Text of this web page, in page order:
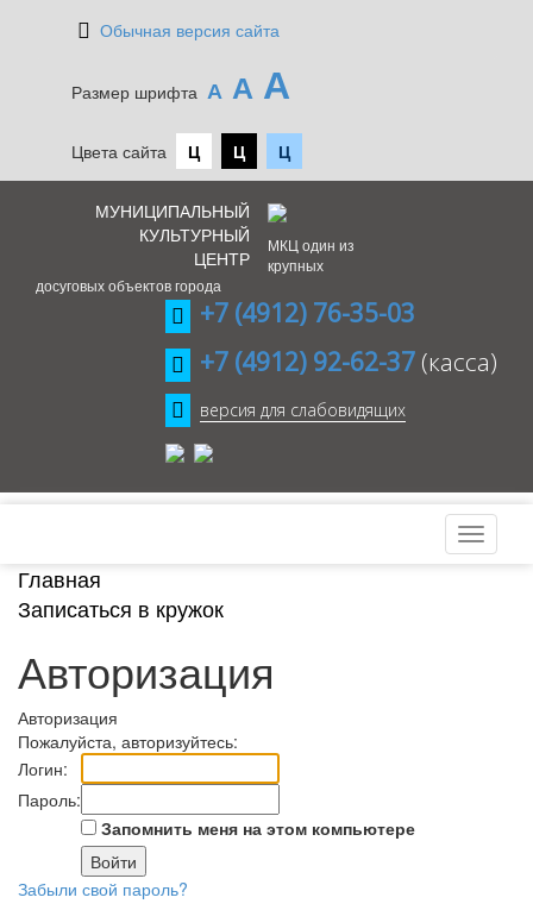
Обычная версия сайта
Размер шрифта А А А
Цвета сайта Ц Ц Ц
МУНИЦИПАЛЬНЫЙ
КУЛЬТУРНЫЙ
ЦЕНТР
МКЦ один из
крупных
досуговых объектов города
+7 (4912) 76-35-03
+7 (4912) 92-62-37 (касса)
версия для слабовидящих
Главная
Записаться в кружок
Авторизация
Авторизация
Пожалуйста, авторизуйтесь:
Логин:
Пароль:
Запомнить меня на этом компьютере
Забыли свой пароль?